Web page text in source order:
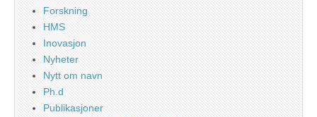
Forskning
HMS
Inovasjon
Nyheter
Nytt om navn
Ph.d
Publikasjoner